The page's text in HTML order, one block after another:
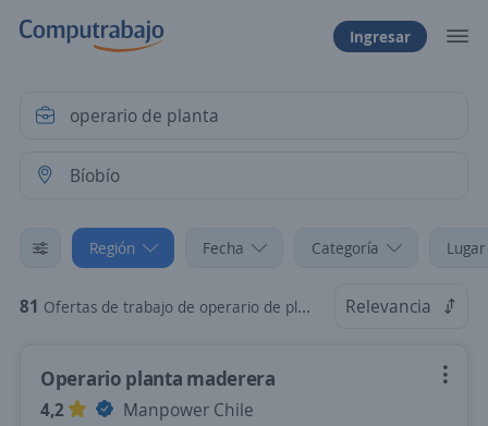
Ingresar
Región Fecha Categoría
81 Ofertas de trabajo de operario de planta en Bíobío Relevancia
Operario planta maderera
4,2
Manpower Chile